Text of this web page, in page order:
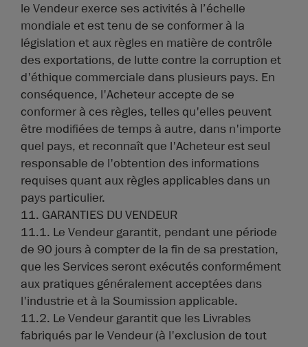
le Vendeur exerce ses activités à l’échelle
mondiale et est tenu de se conformer à la
législation et aux règles en matière de contrôle
des exportations, de lutte contre la corruption et
d'éthique commerciale dans plusieurs pays. En
conséquence, l'Acheteur accepte de se
conformer à ces règles, telles qu'elles peuvent
être modifiées de temps à autre, dans n'importe
quel pays, et reconnaît que l'Acheteur est seul
responsable de l'obtention des informations
requises quant aux règles applicables dans un
pays particulier.
11. GARANTIES DU VENDEUR
11.1. Le Vendeur garantit, pendant une période
de 90 jours à compter de la fin de sa prestation,
que les Services seront exécutés conformément
aux pratiques généralement acceptées dans
l'industrie et à la Soumission applicable.
11.2. Le Vendeur garantit que les Livrables
fabriqués par le Vendeur (à l'exclusion de tout